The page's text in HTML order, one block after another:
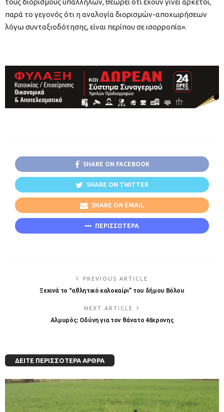
παρά το γεγονός ότι η αναλογία διορισμών-αποχωρήσεων
λόγω συνταξιοδότησης, είναι περίπου σε ισορροπία».
SHARE ON FACEBOOK
SHARE ON TWITTER
SHARE ON EMAIL
ΠΕΡΙΣΣΟΤΕΡΑ
PREVIOUS ARTICLE
Ξεκινά το “αθλητικό καλοκαίρι” του δήμου Βόλου
NEXT ARTICLE
Αλμυρός: Οδύνη για τον θάνατο 46χρονης
ΔΕΊΤΕ ΠΕΡΙΣΣΌΤΕΡΑ ΆΡΘΡΑ